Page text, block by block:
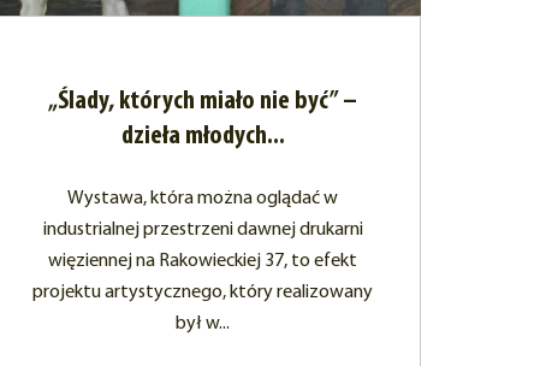
„Ślady, których miało nie być” –
dzieła młodych...
Wystawa, która można oglądać w
industrialnej przestrzeni dawnej drukarni
więziennej na Rakowieckiej 37, to efekt
projektu artystycznego, który realizowany
był w...